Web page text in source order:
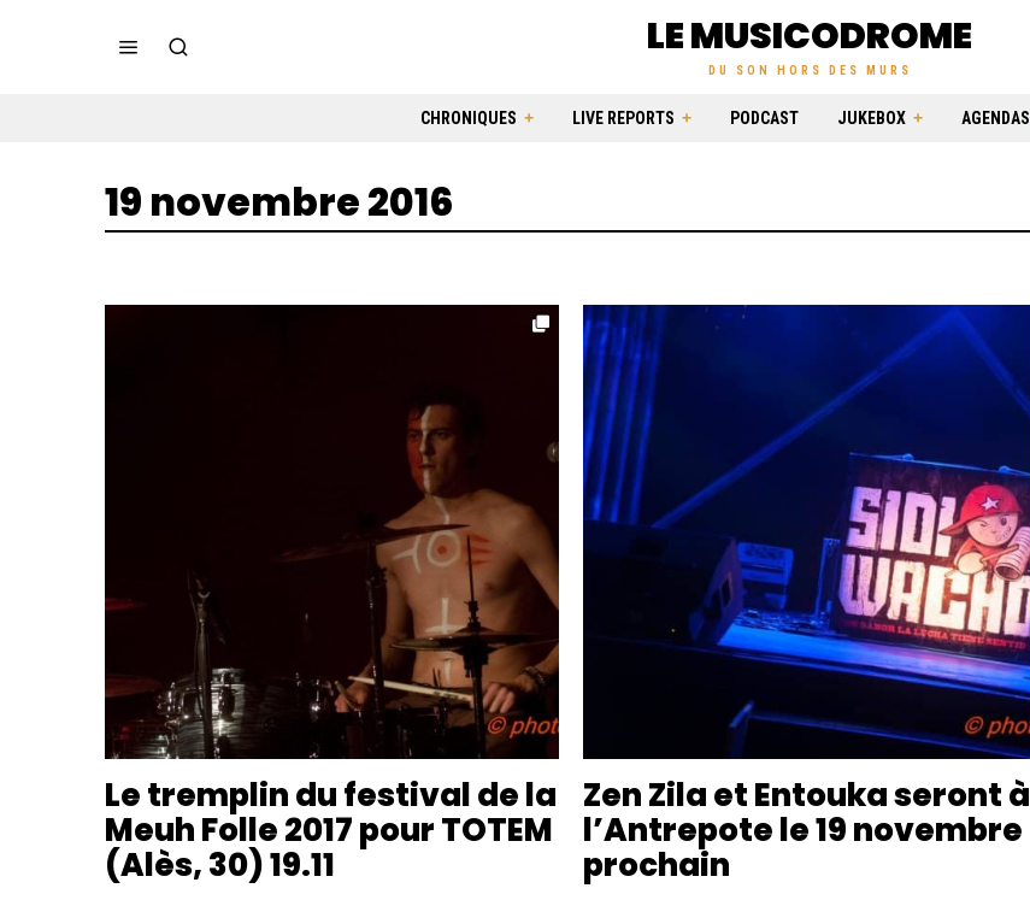
LE MUSICODROME
DU SON HORS DES MURS
CHRONIQUES LIVE REPORTS PODCAST JUKEBOX AGENDAS
19 novembre 2016
Le tremplin du festival de la
Meuh Folle 2017 pour TOTEM
(Alès, 30) 19.11
Zen Zila et Entouka seront à
l’Antrepote le 19 novembre
prochain